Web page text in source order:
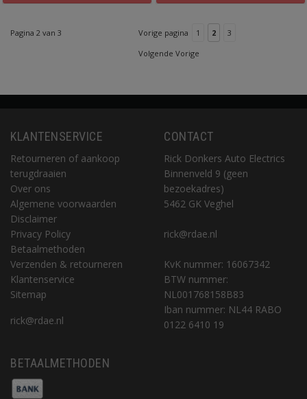
Pagina 2 van 3 Vorige pagina 1 2
3
Volgende Vorige
KLANTENSERVICE
Retourneren of aankoop
terugdraaien
Over ons
Algemene voorwaarden
Disclaimer
Privacy Policy
Betaalmethoden
Verzenden & retourneren
Klantenservice
Sitemap
rick@rdae.nl
CONTACT
Rick Donkers Auto Electrics
Binnenveld 9 (geen
bezoekadres)
5462 GK Veghel
rick@rdae.nl
KvK nummer: 16067342
BTW nummer:
NL001768158B83
Iban nummer: NL44 RABO
0122 6410 19
BETAALMETHODEN